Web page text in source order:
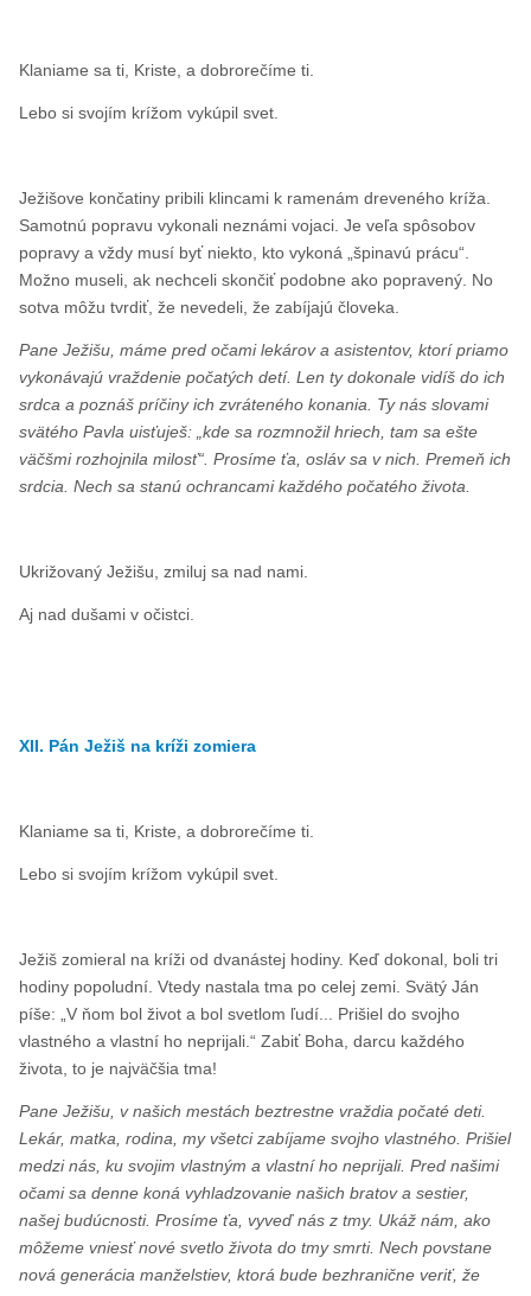
Klaniame sa ti, Kriste, a dobrorečíme ti.
Lebo si svojím krížom vykúpil svet.
Ježišove končatiny pribili klincami k ramenám dreveného kríža.
Samotnú popravu vykonali neznámi vojaci. Je veľa spôsobov
popravy a vždy musí byť niekto, kto vykoná „špinavú prácu“.
Možno museli, ak nechceli skončiť podobne ako popravený. No
sotva môžu tvrdiť, že nevedeli, že zabíjajú človeka.
Pane Ježišu, máme pred očami lekárov a asistentov, ktorí priamo
vykonávajú vraždenie počatých detí. Len ty dokonale vidíš do ich
srdca a poznáš príčiny ich zvráteného konania. Ty nás slovami
svätého Pavla uisťuješ: „kde sa rozmnožil hriech, tam sa ešte
väčšmi rozhojnila milosť“. Prosíme ťa, osláv sa v nich. Premeň ich
srdcia. Nech sa stanú ochrancami každého počatého života.
Ukrižovaný Ježišu, zmiluj sa nad nami.
Aj nad dušami v očistci.
XII. Pán Ježiš na kríži zomiera
Klaniame sa ti, Kriste, a dobrorečíme ti.
Lebo si svojím krížom vykúpil svet.
Ježiš zomieral na kríži od dvanástej hodiny. Keď dokonal, boli tri
hodiny popoludní. Vtedy nastala tma po celej zemi. Svätý Ján
píše: „V ňom bol život a bol svetlom ľudí... Prišiel do svojho
vlastného a vlastní ho neprijali.“ Zabiť Boha, darcu každého
života, to je najväčšia tma!
Pane Ježišu, v našich mestách beztrestne vraždia počaté deti.
Lekár, matka, rodina, my všetci zabíjame svojho vlastného. Prišiel
medzi nás, ku svojim vlastným a vlastní ho neprijali. Pred našimi
očami sa denne koná vyhladzovanie našich bratov a sestier,
našej budúcnosti. Prosíme ťa, vyveď nás z tmy. Ukáž nám, ako
môžeme vniesť nové svetlo života do tmy smrti. Nech povstane
nová generácia manželstiev, ktorá bude bezhranične veriť, že